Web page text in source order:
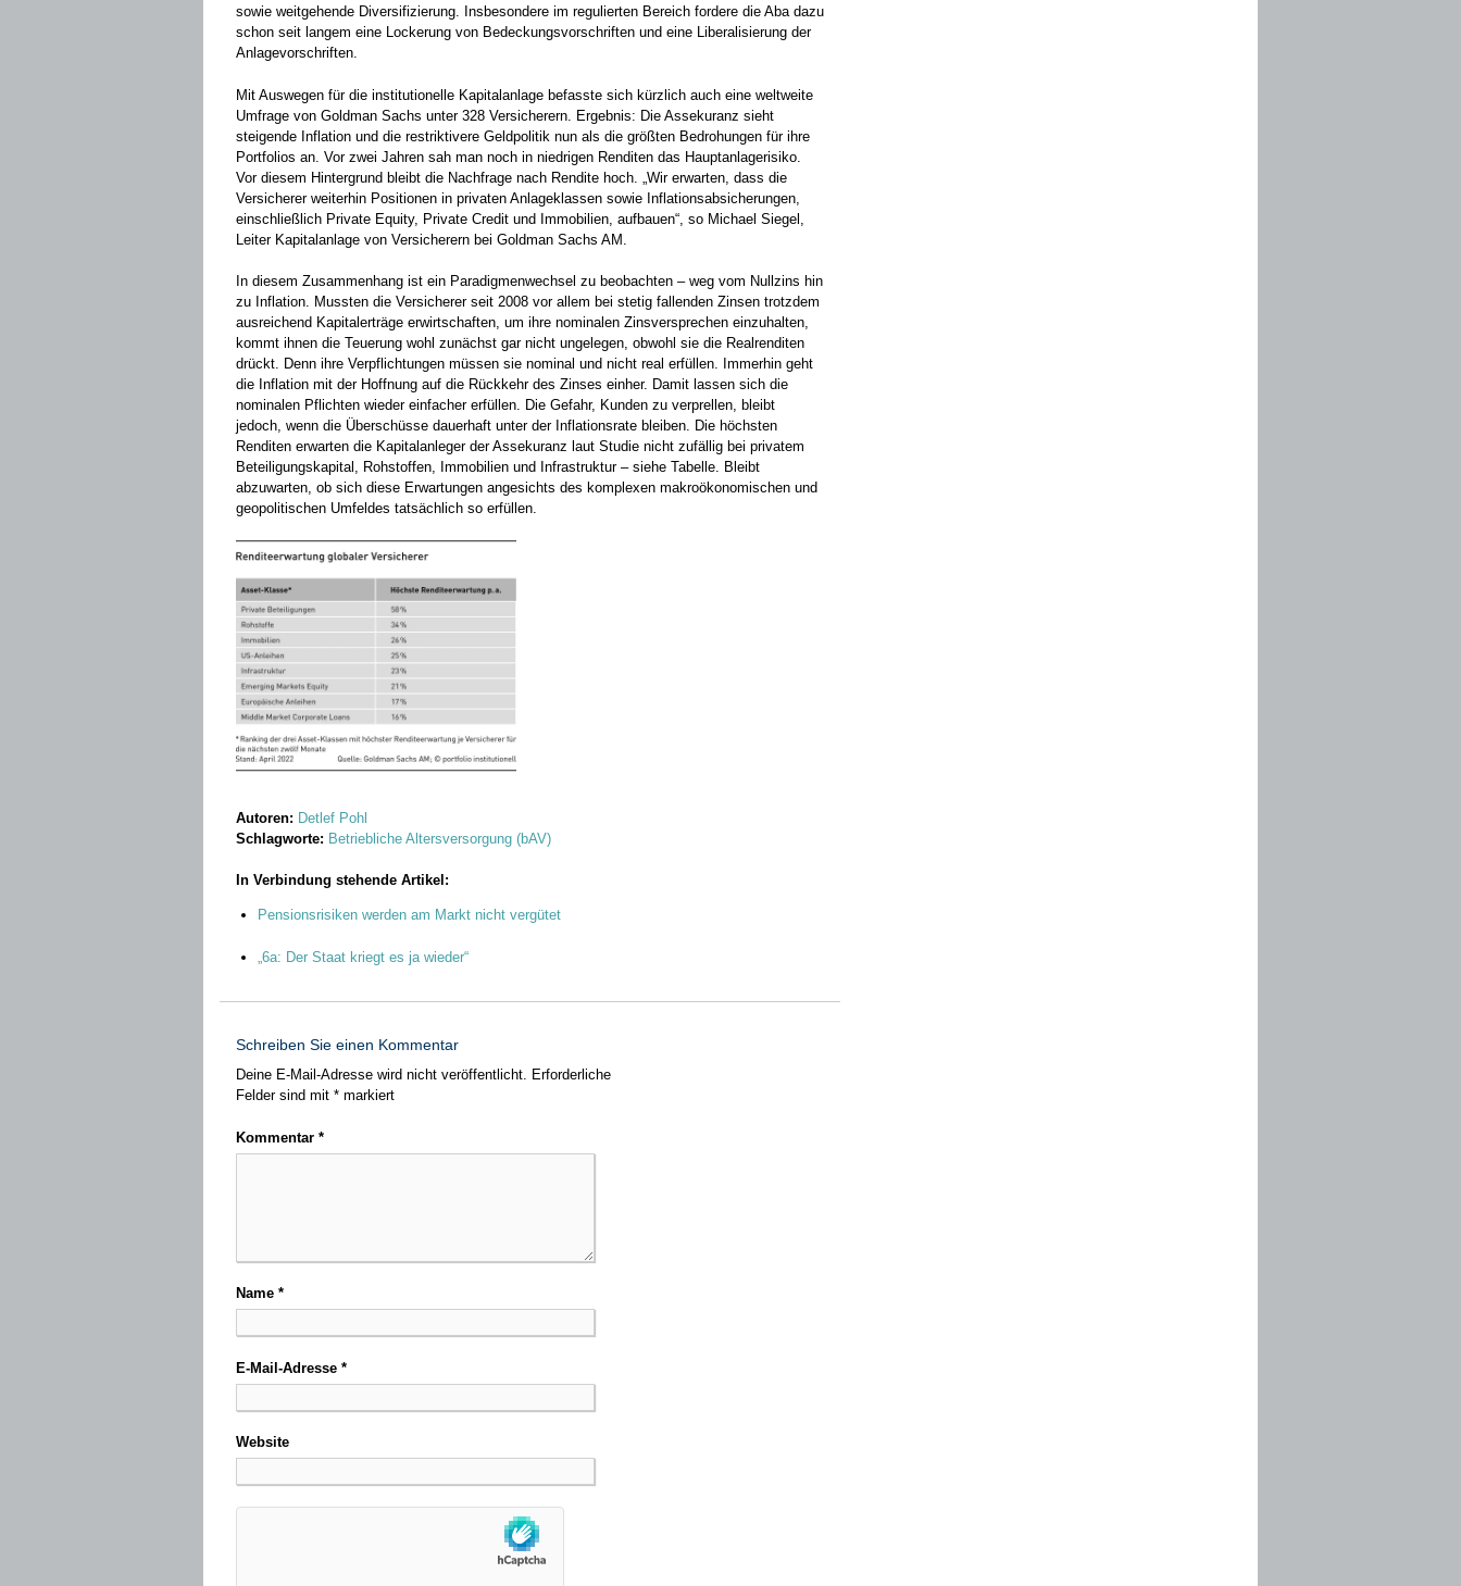
sowie weitgehende Diversifizierung. Insbesondere im regulierten Bereich fordere die Aba dazu
schon seit langem eine Lockerung von Bedeckungsvorschriften und eine Liberalisierung der
Anlagevorschriften.
Mit Auswegen für die institutionelle Kapitalanlage befasste sich kürzlich auch eine weltweite
Umfrage von Goldman Sachs unter 328 Versicherern. Ergebnis: Die Assekuranz sieht
steigende Inflation und die restriktivere Geldpolitik nun als die größten Bedrohungen für ihre
Portfolios an. Vor zwei Jahren sah man noch in niedrigen Renditen das Hauptanlagerisiko.
Vor diesem Hintergrund bleibt die Nachfrage nach Rendite hoch. „Wir erwarten, dass die
Versicherer weiterhin Positionen in privaten Anlageklassen sowie Inflationsabsicherungen,
einschließlich Private Equity, Private Credit und Immobilien, aufbauen“, so Michael Siegel,
Leiter Kapitalanlage von Versicherern bei Goldman Sachs AM.
In diesem Zusammenhang ist ein Paradigmenwechsel zu beobachten – weg vom Nullzins hin
zu Inflation. Mussten die Versicherer seit 2008 vor allem bei stetig fallenden Zinsen trotzdem
ausreichend Kapitalerträge erwirtschaften, um ihre nominalen Zinsversprechen einzuhalten,
kommt ihnen die Teuerung wohl zunächst gar nicht ungelegen, obwohl sie die Realrenditen
drückt. Denn ihre Verpflichtungen müssen sie nominal und nicht real erfüllen. Immerhin geht
die Inflation mit der Hoffnung auf die Rückkehr des Zinses einher. Damit lassen sich die
nominalen Pflichten wieder einfacher erfüllen. Die Gefahr, Kunden zu verprellen, bleibt
jedoch, wenn die Überschüsse dauerhaft unter der Inflationsrate bleiben. Die höchsten
Renditen erwarten die Kapitalanleger der Assekuranz laut Studie nicht zufällig bei privatem
Beteiligungskapital, Rohstoffen, Immobilien und Infrastruktur – siehe Tabelle. Bleibt
abzuwarten, ob sich diese Erwartungen angesichts des komplexen makroökonomischen und
geopolitischen Umfeldes tatsächlich so erfüllen.
Autoren: Detlef Pohl
Schlagworte: Betriebliche Altersversorgung (bAV)
In Verbindung stehende Artikel:
Pensionsrisiken werden am Markt nicht vergütet
„6a: Der Staat kriegt es ja wieder“
Schreiben Sie einen Kommentar
Deine E-Mail-Adresse wird nicht veröffentlicht. Erforderliche
Felder sind mit * markiert
Kommentar *
Name *
E-Mail-Adresse *
Website